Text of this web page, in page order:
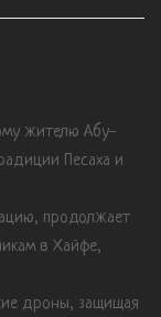
жителю Абу-
Песаха и
продолжает
в Хайфе,
дроны, защищая